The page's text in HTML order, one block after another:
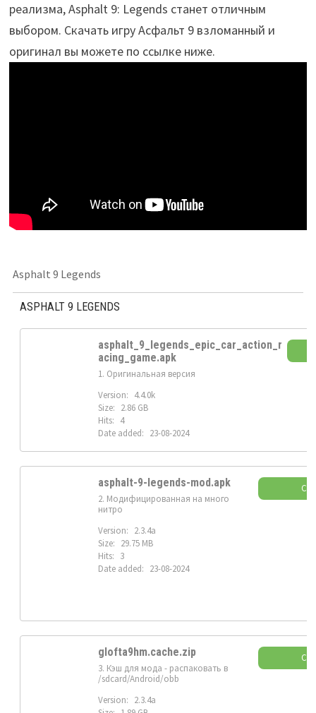
реализма, Asphalt 9: Legends станет отличным
выбором. Скачать игру Асфальт 9 взломанный и
оригинал вы можете по ссылке ниже.
Asphalt 9 Legends
ASPHALT 9 LEGENDS
asphalt_9_legends_epic_car_action_r
acing_game.apk
1. Оригинальная версия
Version: 4.4.0k
Size: 2.86 GB
Hits: 4
Date added: 23-08-2024
asphalt-9-legends-mod.apk
2. Модифицированная на много
нитро
Version: 2.3.4a
Size: 29.75 MB
Hits: 3
Date added: 23-08-2024
glofta9hm.cache.zip
3. Кэш для мода - распаковать в
/sdcard/Android/obb
Version: 2.3.4a